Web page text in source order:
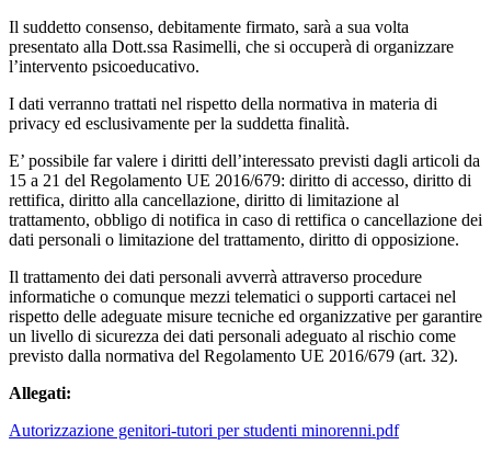
Il suddetto consenso, debitamente firmato, sarà a sua volta
presentato alla Dott.ssa Rasimelli, che si occuperà di organizzare
l’intervento psicoeducativo.
I dati verranno trattati nel rispetto della normativa in materia di
privacy ed esclusivamente per la suddetta finalità.
E’ possibile far valere i diritti dell’interessato previsti dagli articoli da
15 a 21 del Regolamento UE 2016/679: diritto di accesso, diritto di
rettifica, diritto alla cancellazione, diritto di limitazione al
trattamento, obbligo di notifica in caso di rettifica o cancellazione dei
dati personali o limitazione del trattamento, diritto di opposizione.
Il trattamento dei dati personali avverrà attraverso procedure
informatiche o comunque mezzi telematici o supporti cartacei nel
rispetto delle adeguate misure tecniche ed organizzative per garantire
un livello di sicurezza dei dati personali adeguato al rischio come
previsto dalla normativa del Regolamento UE 2016/679 (art. 32).
Allegati:
Autorizzazione genitori-tutori per studenti minorenni.pdf